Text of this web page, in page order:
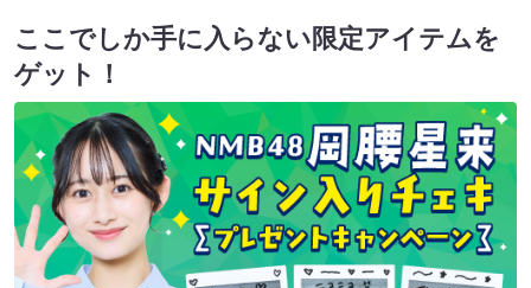
ここでしか手に入らない限定アイテムを
ゲット！